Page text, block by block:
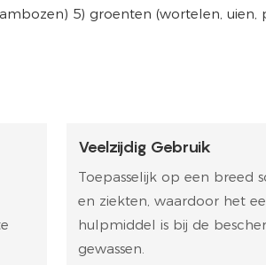
5) groenten (wortelen, uien,
Veelzijdig Gebruik
Toepasselijk op een breed
en ziekten, waardoor het
hulpmiddel is bij de
gewassen.